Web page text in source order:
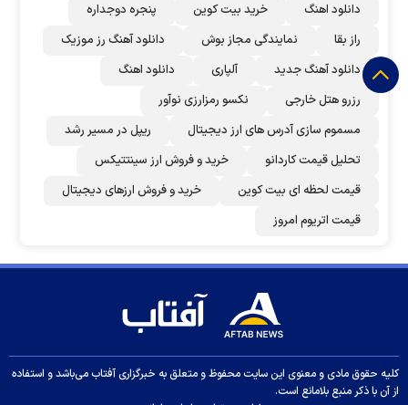
دانلود اهنگ خرید بیت کوین
پنجره دوجداره
راز بقا
نمایندگی مجاز بوش
دانلود آهنگ رز‌ موزیک
دانلود آهنگ جدید
آلپاری
دانلود اهنگ
رزرو هتل خارجی
نکسو رمزارزی نوآور
مسموم سازی آدرس های ارز دیجیتال
ریپل در مسیر رشد
تحلیل قیمت کاردانو
خرید و فروش ارز سینتتیکس
قیمت لحظه ای بیت کوین
خرید و فروش ارزهای دیجیتال
قیمت اتریوم امروز
کلیه حقوق مادی و معنوی این سایت محفوظ و متعلق به خبرگزاری آفتاب می‌باشد و استفاده
از آن با ذکر منبع بلامانع است.